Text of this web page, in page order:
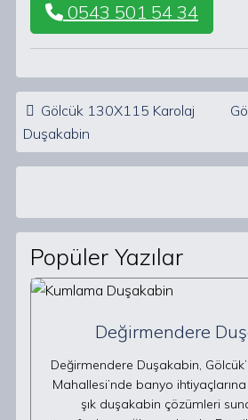
0543 501 54 34
Post navigation
Gölcük 130X115 Karolaj
Duşakabin
Popüler Yazılar
Değirmendere
Değirmendere Duşakabin,
Mahallesi’nde banyo
şık duşakabin çözümleri